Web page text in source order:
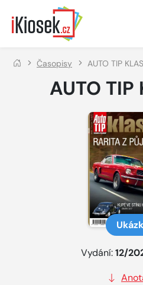
Přejít na hlavní obsah
Časopisy AUTO TIP
AUTO TIP
Vydání:12/